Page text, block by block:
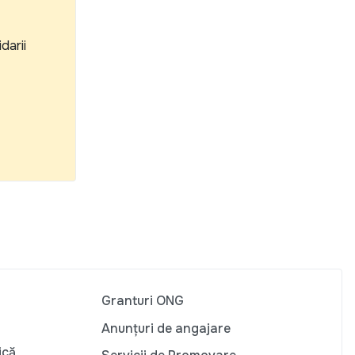
Granturi ONG
Anunțuri de angajare